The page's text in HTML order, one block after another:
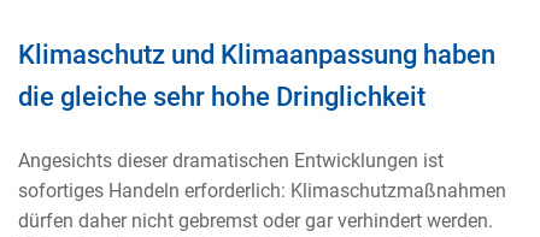
Klimaschutz und Klimaanpassung haben
die gleiche sehr hohe Dringlichkeit
Angesichts dieser dramatischen Entwicklungen ist
sofortiges Handeln erforderlich: Klimaschutzmaßnahmen
dürfen daher nicht gebremst oder gar verhindert werden.